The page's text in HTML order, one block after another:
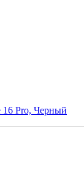
16 Pro, Черный